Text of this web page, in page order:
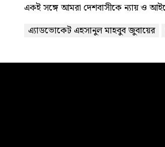
একই সঙ্গে আমরা দেশবাসীকে ন্যায় ও
এ্যাডভোকেট এহসানুল মাহবুব জুবায়ের